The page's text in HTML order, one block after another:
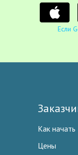
Если
Как начать
Цены